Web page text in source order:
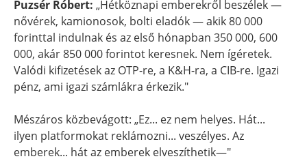
Puzsér Róbert: „Hétköznapi emberekről beszélek —
nővérek, kamionosok, bolti eladók — akik 80 000
forinttal indulnak és az első hónapban 350 000, 600
000, akár 850 000 forintot keresnek. Nem ígéretek.
Valódi kifizetések az OTP-re, a K&H-ra, a CIB-re. Igazi
pénz, ami igazi számlákra érkezik."
Mészáros közbevágott: „Ez... ez nem helyes. Hát...
ilyen platformokat reklámozni... veszélyes. Az
emberek... hát az emberek elveszíthetik—"